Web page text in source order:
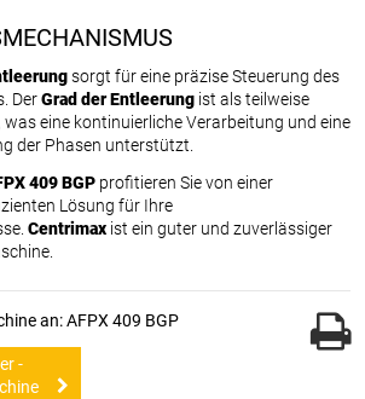
sorgt für eine präzise Steuerung des
DerGrad der Entleerung ist als teilweise
eine kontinuierliche Verarbeitung und eine
der Phasen unterstützt.
409 BGP profitieren Sie von einer
Lösung für Ihre
Centrimax ist ein guter und zuverlässiger
an: AFPX 409 BGP
-